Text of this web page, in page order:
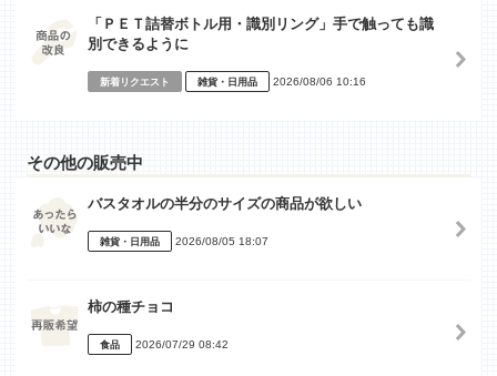
「ＰＥＴ詰替ボトル用・識別リング」手で触っても識
別できるように
新着リクエスト 雑貨・日用品 2026/08/06 10:16
その他の販売中
バスタオルの半分のサイズの商品が欲しい
雑貨・日用品 2026/08/05 18:07
柿の種チョコ
食品 2026/07/29 08:42